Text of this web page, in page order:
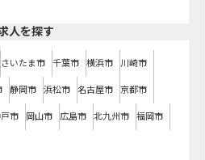
人を探す
さいたま市 千葉市 横浜市 川崎市
静岡市 浜松市 名古屋市 京都市
市 岡山市 広島市 北九州市 福岡市